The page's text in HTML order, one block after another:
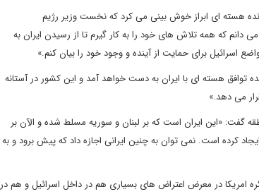
هسته ای ابراز خوش بینی می کرد که نخست وزیر رژیم
که همه تلاش های خود را به کار گیرم تا از رسیدن ایران به
اسرائیل برای حمایت از آینده و وجود خود را بیان کنم.»
هسته ای با ایران به دست خواهد آمد و این کشور در آستانه
می دهد.»
گفت: «این ایران است که بر لبنان و سوریه مسلط شده و الآن بر
کرده است. نمی توان به چنین ایرانی اجازه داد که پیش برود و به
امریکا در معرض اعتراض های بسیاری هم در داخل اسرائیل و هم در